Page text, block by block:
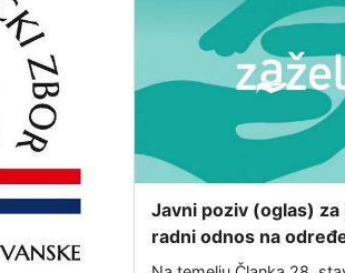
Javni poziv (oglas) za
radni odnos na
u sklopu projekta